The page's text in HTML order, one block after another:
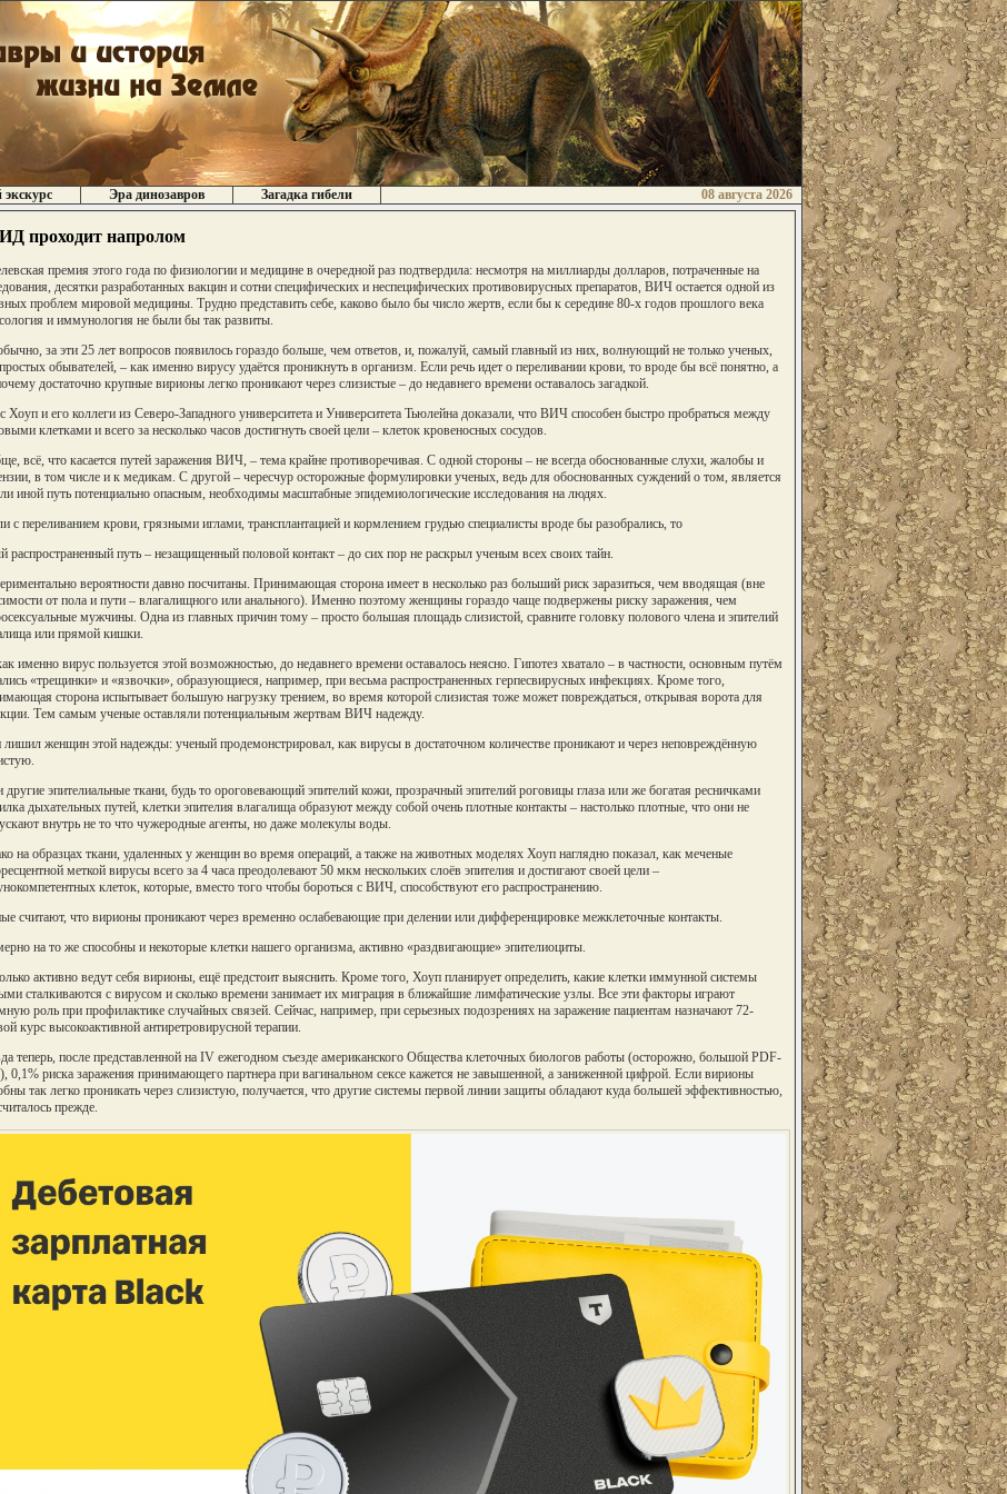
Эра динозавров Загадка гибели
08 августа 2026
проходит напролом
премия этого года по физиологии и медицине в очередной раз подтвердила: несмотря на миллиарды долларов, потраченные на
десятки разработанных вакцин и сотни специфических и неспецифических противовирусных препаратов, ВИЧ остается одной из
проблем мировой медицины. Трудно представить себе, каково было бы число жертв, если бы к середине 80-х годов прошлого века
и иммунология не были бы так развиты.
за эти 25 лет вопросов появилось гораздо больше, чем ответов, и, пожалуй, самый главный из них, волнующий не только ученых,
обывателей, – как именно вирусу удаётся проникнуть в организм. Если речь идет о переливании крови, то вроде бы всё понятно, а
достаточно крупные вирионы легко проникают через слизистые – до недавнего времени оставалось загадкой.
Хоуп и его коллеги из Северо-Западного университета и Университета Тьюлейна доказали, что ВИЧ способен быстро пробраться между
клетками и всего за несколько часов достигнуть своей цели – клеток кровеносных сосудов.
всё, что касается путей заражения ВИЧ, – тема крайне противоречивая. С одной стороны – не всегда обоснованные слухи, жалобы и
в том числе и к медикам. С другой – чересчур осторожные формулировки ученых, ведь для обоснованных суждений о том, является
иной путь потенциально опасным, необходимы масштабные эпидемиологические исследования на людях.
с переливанием крови, грязными иглами, трансплантацией и кормлением грудью специалисты вроде бы разобрались, то
распространенный путь – незащищенный половой контакт – до сих пор не раскрыл ученым всех своих тайн.
вероятности давно посчитаны. Принимающая сторона имеет в несколько раз больший риск заразиться, чем вводящая (вне
от пола и пути – влагалищного или анального). Именно поэтому женщины гораздо чаще подвержены риску заражения, чем
мужчины. Одна из главных причин тому – просто большая площадь слизистой, сравните головку полового члена и эпителий
или прямой кишки.
именно вирус пользуется этой возможностью, до недавнего времени оставалось неясно. Гипотез хватало – в частности, основным путём
«трещинки» и «язвочки», образующиеся, например, при весьма распространенных герпесвирусных инфекциях. Кроме того,
сторона испытывает большую нагрузку трением, во время которой слизистая тоже может повреждаться, открывая ворота для
Тем самым ученые оставляли потенциальным жертвам ВИЧ надежду.
женщин этой надежды: ученый продемонстрировал, как вирусы в достаточном количестве проникают и через неповреждённую
другие эпителиальные ткани, будь то ороговевающий эпителий кожи, прозрачный эпителий роговицы глаза или же богатая ресничками
дыхательных путей, клетки эпителия влагалища образуют между собой очень плотные контакты – настолько плотные, что они не
внутрь не то что чужеродные агенты, но даже молекулы воды.
на образцах ткани, удаленных у женщин во время операций, а также на животных моделях Хоуп наглядно показал, как меченые
меткой вирусы всего за 4 часа преодолевают 50 мкм нескольких слоёв эпителия и достигают своей цели –
клеток, которые, вместо того чтобы бороться с ВИЧ, способствуют его распространению.
считают, что вирионы проникают через временно ослабевающие при делении или дифференцировке межклеточные контакты.
на то же способны и некоторые клетки нашего организма, активно «раздвигающие» эпителиоциты.
активно ведут себя вирионы, ещё предстоит выяснить. Кроме того, Хоуп планирует определить, какие клетки иммунной системы
сталкиваются с вирусом и сколько времени занимает их миграция в ближайшие лимфатические узлы. Все эти факторы играют
роль при профилактике случайных связей. Сейчас, например, при серьезных подозрениях на заражение пациентам назначают 72-
курс высокоактивной антиретровирусной терапии.
теперь, после представленной на IV ежегодном съезде американского Общества клеточных биологов работы (осторожно, большой PDF-
0,1% риска заражения принимающего партнера при вагинальном сексе кажется не завышенной, а заниженной цифрой. Если вирионы
так легко проникать через слизистую, получается, что другие системы первой линии защиты обладают куда большей эффективностью,
прежде.